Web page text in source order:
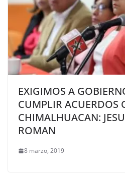
EXIGIMOS A
CUMPLIR ACUERDOS
CHIMALHUACAN:
ROMAN
8 marzo, 2019